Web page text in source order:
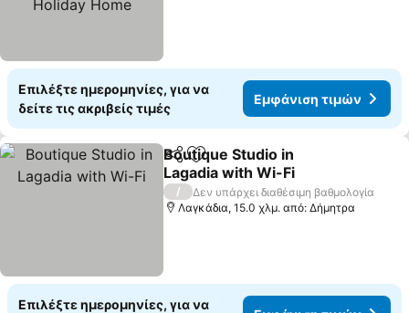
Επιλέξτε ημερομηνίες, για να
δείτε τις ακριβείς τιμές
Εμφάνιση τιμών
Κοινοποίηση
Προσθήκη στα αγαπημένα
Boutique Studio in
Lagadia with Wi-Fi
Εμφάνιση τιμών
/
Δεν υπάρχει διαθέσιμη βαθμολογία
Λαγκάδια, 15.0 χλμ. από: Δήμητρα
Επιλέξτε ημερομηνίες, για να